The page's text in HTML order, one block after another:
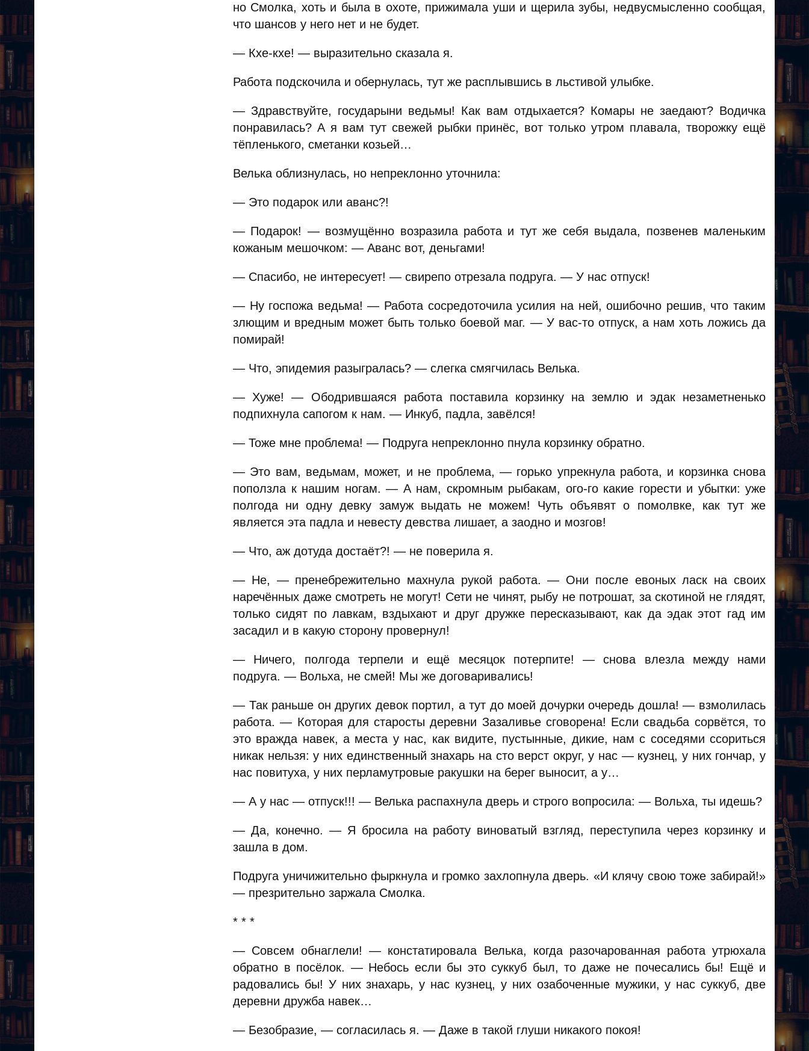
но Смолка, хоть и была в охоте, прижимала уши и щерила зубы, недвусмысленно сообщая,
что шансов у него нет и не будет.
— Кхе-кхе! — выразительно сказала я.
Работа подскочила и обернулась, тут же расплывшись в льстивой улыбке.
— Здравствуйте, государыни ведьмы! Как вам отдыхается? Комары не заедают? Водичка
понравилась? А я вам тут свежей рыбки принёс, вот только утром плавала, творожку ещё
тёпленького, сметанки козьей…
Велька облизнулась, но непреклонно уточнила:
— Это подарок или аванс?!
— Подарок! — возмущённо возразила работа и тут же себя выдала, позвенев маленьким
кожаным мешочком: — Аванс вот, деньгами!
— Спасибо, не интересует! — свирепо отрезала подруга. — У нас отпуск!
— Ну госпожа ведьма! — Работа сосредоточила усилия на ней, ошибочно решив, что таким
злющим и вредным может быть только боевой маг. — У вас-то отпуск, а нам хоть ложись да
помирай!
— Что, эпидемия разыгралась? — слегка смягчилась Велька.
— Хуже! — Ободрившаяся работа поставила корзинку на землю и эдак незаметненько
подпихнула сапогом к нам. — Инкуб, падла, завёлся!
— Тоже мне проблема! — Подруга непреклонно пнула корзинку обратно.
— Это вам, ведьмам, может, и не проблема, — горько упрекнула работа, и корзинка снова
поползла к нашим ногам. — А нам, скромным рыбакам, ого-го какие горести и убытки: уже
полгода ни одну девку замуж выдать не можем! Чуть объявят о помолвке, как тут же
является эта падла и невесту девства лишает, а заодно и мозгов!
— Что, аж дотуда достаёт?! — не поверила я.
— Не, — пренебрежительно махнула рукой работа. — Они после евоных ласк на своих
наречённых даже смотреть не могут! Сети не чинят, рыбу не потрошат, за скотиной не глядят,
только сидят по лавкам, вздыхают и друг дружке пересказывают, как да эдак этот гад им
засадил и в какую сторону провернул!
— Ничего, полгода терпели и ещё месяцок потерпите! — снова влезла между нами
подруга. — Вольха, не смей! Мы же договаривались!
— Так раньше он других девок портил, а тут до моей дочурки очередь дошла! — взмолилась
работа. — Которая для старосты деревни Зазаливье сговорена! Если свадьба сорвётся, то
это вражда навек, а места у нас, как видите, пустынные, дикие, нам с соседями ссориться
никак нельзя: у них единственный знахарь на сто верст округ, у нас — кузнец, у них гончар, у
нас повитуха, у них перламутровые ракушки на берег выносит, а у…
— А у нас — отпуск!!! — Велька распахнула дверь и строго вопросила: — Вольха, ты идешь?
— Да, конечно. — Я бросила на работу виноватый взгляд, переступила через корзинку и
зашла в дом.
Подруга уничижительно фыркнула и громко захлопнула дверь. «И клячу свою тоже забирай!»
— презрительно заржала Смолка.
* * *
— Совсем обнаглели! — констатировала Велька, когда разочарованная работа утрюхала
обратно в посёлок. — Небось если бы это суккуб был, то даже не почесались бы! Ещё и
радовались бы! У них знахарь, у нас кузнец, у них озабоченные мужики, у нас суккуб, две
деревни дружба навек…
— Безобразие, — согласилась я. — Даже в такой глуши никакого покоя!